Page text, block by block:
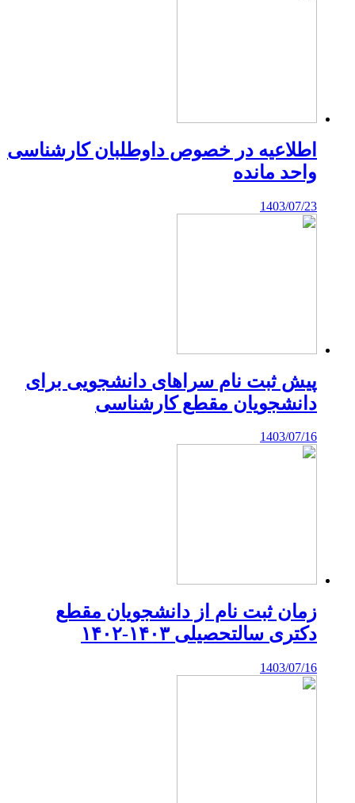
اطلاعیه در خصوص داوطلبان کارشناسی
واحد مانده
1403/07/23
پیش ثبت نام سراهای دانشجویی برای
دانشجویان مقطع کارشناسی
1403/07/16
زمان ثبت نام از دانشجویان مقطع
دکتری سالتحصیلی ۱۴۰۳-۱۴۰۲
1403/07/16